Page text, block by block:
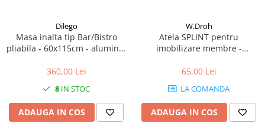
Dilego
Masa inalta tip Bar/Bistro
pliabila - 60x115cm - aluminiu
360,00 Lei
8 IN STOC
ADAUGA IN COS
W.Droh
Atela SPLINT pentru
imobilizare membre -
radio-transparenta - rola
65,00 Lei
LA COMANDA
ADAUGA IN COS